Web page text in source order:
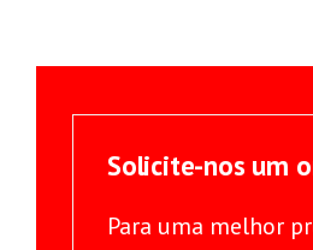
Solicite-nos um
Para uma melhor